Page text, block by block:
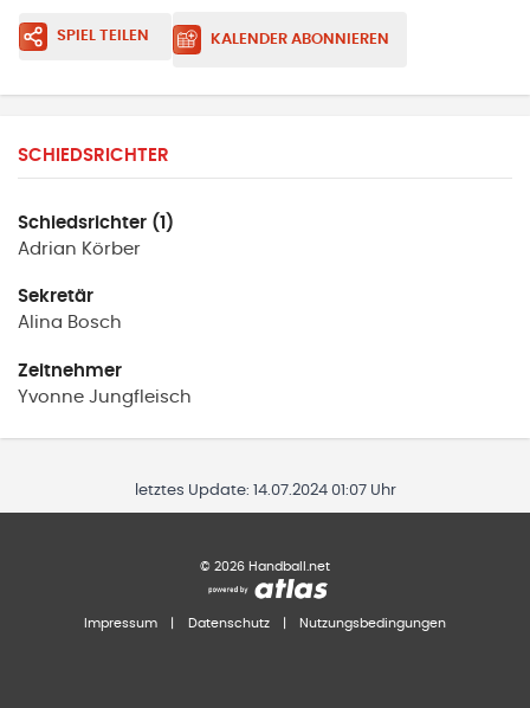
SPIEL TEILEN KALENDER ABONNIEREN
SCHIEDSRICHTER
Schiedsrichter (1)
Adrian Körber
Sekretär
Alina Bosch
Zeitnehmer
Yvonne Jungfleisch
letztes Update: 14.07.2024 01:07 Uhr
© 2026 Handball.net
Impressum Datenschutz Nutzungsbedingungen